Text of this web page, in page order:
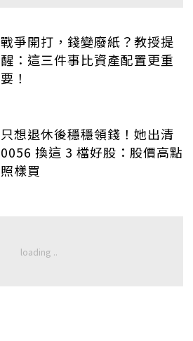
戰爭開打，錢變廢紙？教授提
醒：這三件事比資產配置更重
要！
只想退休後穩穩領錢！她出清
0056 換這 3 檔好股：股價高點
照樣買